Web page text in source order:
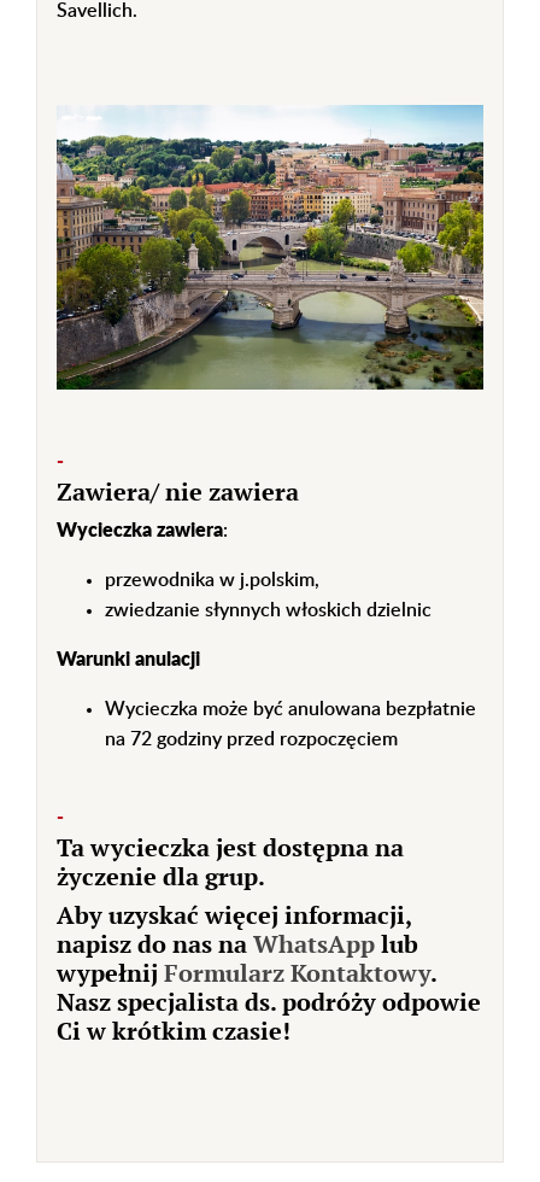
Savellich.
-
Zawiera/ nie zawiera
Wycieczka zawiera:
przewodnika w j.polskim,
zwiedzanie słynnych włoskich dzielnic
Warunki anulacji
Wycieczka może być anulowana bezpłatnie
na 72 godziny przed rozpoczęciem
-
Ta wycieczka jest dostępna na
życzenie dla grup.
Aby uzyskać więcej informacji,
napisz do nas naWhatsApplub
wypełnij Formularz Kontaktowy.
Nasz specjalista ds. podróży odpowie
Ci w krótkim czasie!